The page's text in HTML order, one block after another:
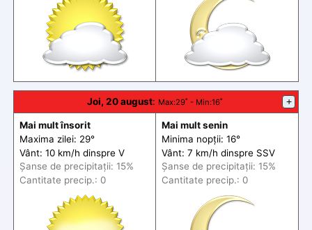
Joi, 20 august: Max:29˚ - Min:16˚ +
Mai mult însorit
Maxima zilei: 29°
Vânt: 10 km/h dinspre V
Șanse de precipitații: 15%
Cantitate precip.: 0
Mai mult senin
Minima nopții: 16°
Vânt: 7 km/h dinspre SSV
Șanse de precipitații: 15%
Cantitate precip.: 0